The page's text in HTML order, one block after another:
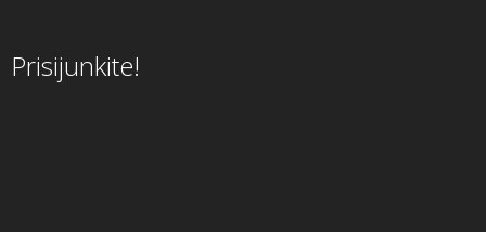
Prisijunkite!